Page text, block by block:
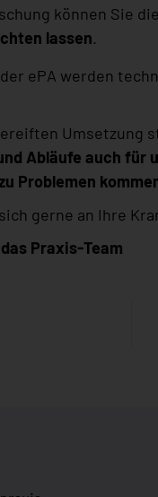
können Sie
lassen.
ePA werden
Abläufe auch für
Problemen
gerne an Ihre
Praxis-Team